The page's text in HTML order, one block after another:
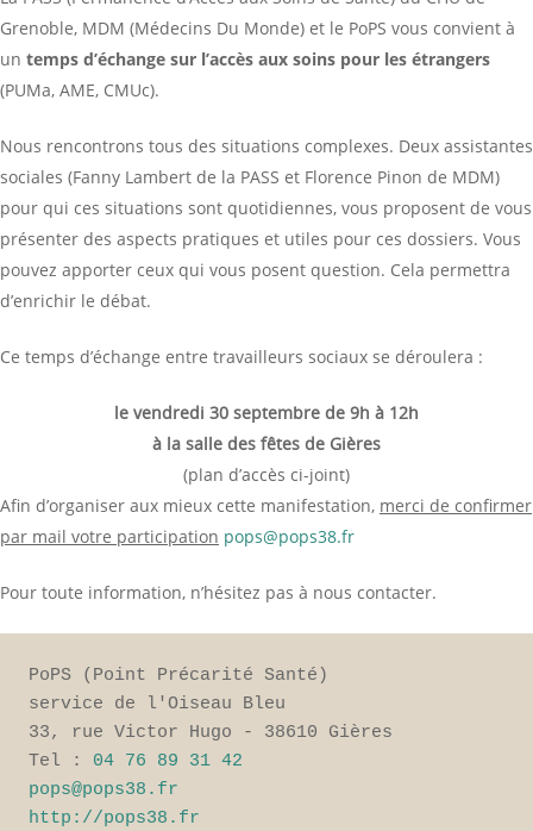
Grenoble, MDM (Médecins Du Monde) et le PoPS vous convient à
un temps d’échange sur l’accès aux soins pour les étrangers
(PUMa, AME, CMUc).
Nous rencontrons tous des situations complexes. Deux assistantes
sociales (Fanny Lambert de la PASS et Florence Pinon de MDM)
pour qui ces situations sont quotidiennes, vous proposent de vous
présenter des aspects pratiques et utiles pour ces dossiers. Vous
pouvez apporter ceux qui vous posent question. Cela permettra
d’enrichir le débat.
Ce temps d’échange entre travailleurs sociaux se déroulera :
le vendredi 30 septembre de 9h à 12h
à la salle des fêtes de Gières
(plan d’accès ci-joint)
Afin d’organiser aux mieux cette manifestation, merci de confirmer
par mail votre participation pops@pops38.fr
Pour toute information, n’hésitez pas à nous contacter.
PoPS (Point Précarité Santé)
service de l'Oiseau Bleu
33, rue Victor Hugo - 38610 Gières
Tel : 04 76 89 31 42
pops@pops38.fr
http://pops38.fr